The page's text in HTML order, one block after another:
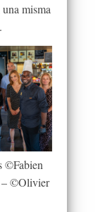
misma
©Fabien
– ©Olivier